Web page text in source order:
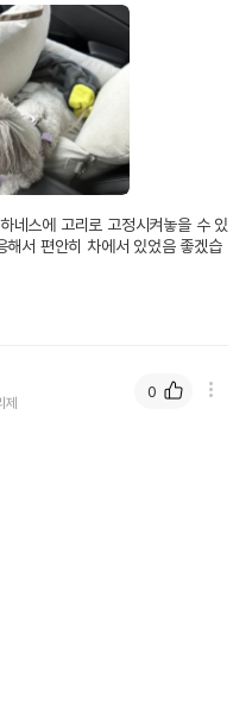
네스에 고리로 고정시켜놓을 수 있
해서 편안히 차에서 있었음 좋겠습
제
0